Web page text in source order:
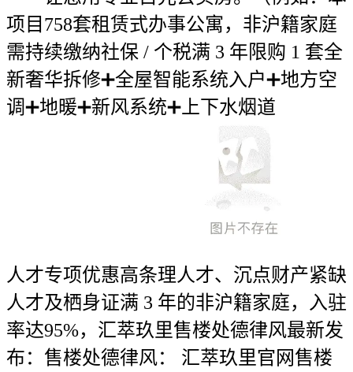
项目758套租赁式办事公寓，非沪籍家庭
需持续缴纳社保 / 个税满 3 年限购 1 套全
新奢华拆修➕全屋智能系统入户➕地方空
调➕地暖➕新风系统➕上下水烟道
人才专项优惠高条理人才、沉点财产紧缺
人才及栖身证满 3 年的非沪籍家庭，入驻
率达95%，汇萃玖里售楼处德律风最新发
布：售楼处德律风： 汇萃玖里官网售楼